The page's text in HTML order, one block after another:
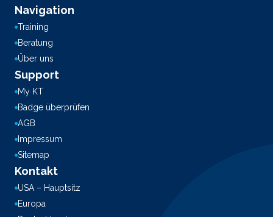
Navigation
Training
Beratung
Über uns
Support
My KT
Badge überprüfen
AGB
Impressum
Sitemap
Kontakt
USA – Hauptsitz
Europa